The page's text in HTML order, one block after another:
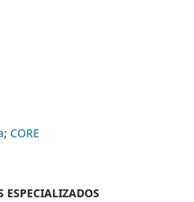
; CORE
ESPECIALIZADOS